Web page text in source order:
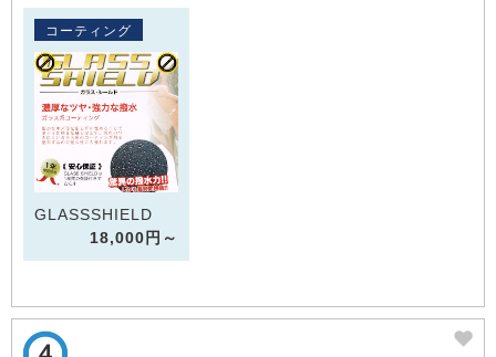
コーティング
GLASSSHIELD
18,000円～